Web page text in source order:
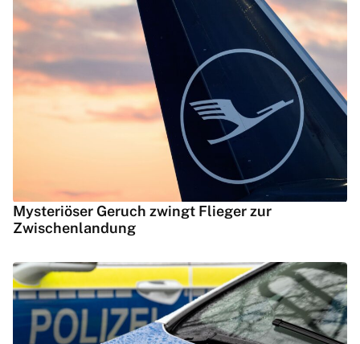
Mysteriöser Geruch zwingt Flieger zur
Zwischenlandung